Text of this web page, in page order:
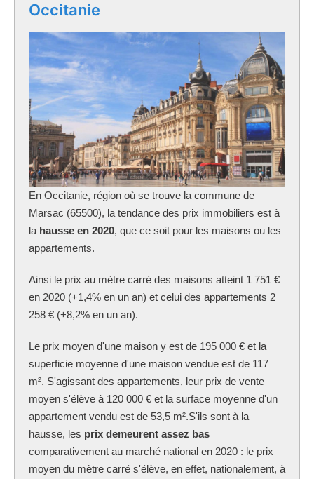
Occitanie
En Occitanie, région où se trouve la commune de
Marsac (65500), la tendance des prix immobiliers est à
la hausse en 2020, que ce soit pour les maisons ou les
appartements.
Ainsi le prix au mètre carré des maisons atteint 1 751 €
en 2020 (+1,4% en un an) et celui des appartements 2
258 € (+8,2% en un an).
Le prix moyen d'une maison y est de 195 000 € et la
superficie moyenne d'une maison vendue est de 117
m². S'agissant des appartements, leur prix de vente
moyen s'élève à 120 000 € et la surface moyenne d'un
appartement vendu est de 53,5 m².S'ils sont à la
hausse, les prix demeurent assez bas
comparativement au marché national en 2020 : le prix
moyen du mètre carré s'élève, en effet, nationalement, à